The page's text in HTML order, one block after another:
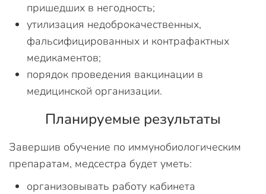
пришедших в негодность;
утилизация недоброкачественных,
фальсифицированных и контрафактных
медикаментов;
порядок проведения вакцинации в
медицинской организации.
Планируемые результаты
Завершив обучение по иммунобиологическим
препаратам, медсестра будет уметь:
организовывать работу кабинета